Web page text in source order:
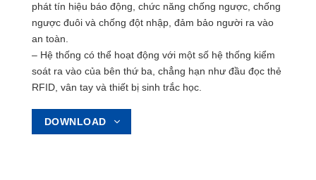
phát tín hiệu báo động, chức năng chống ngược, chống
ngược đuôi và chống đột nhập, đảm bảo người ra vào
an toàn.
– Hệ thống có thể hoạt động với một số hệ thống kiểm
soát ra vào của bên thứ ba, chẳng hạn như đầu đọc thẻ
RFID, vân tay và thiết bị sinh trắc học.
DOWNLOAD